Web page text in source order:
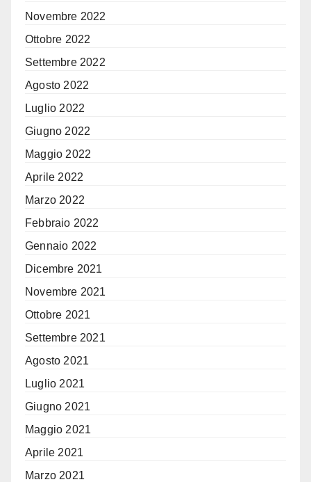
Novembre 2022
Ottobre 2022
Settembre 2022
Agosto 2022
Luglio 2022
Giugno 2022
Maggio 2022
Aprile 2022
Marzo 2022
Febbraio 2022
Gennaio 2022
Dicembre 2021
Novembre 2021
Ottobre 2021
Settembre 2021
Agosto 2021
Luglio 2021
Giugno 2021
Maggio 2021
Aprile 2021
Marzo 2021